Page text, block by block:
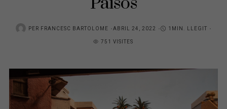
PER FRANCESC BARTOLOME
P
O
T
ABRIL 24, 2022
1MIN. LLEGIT
751 VISITES